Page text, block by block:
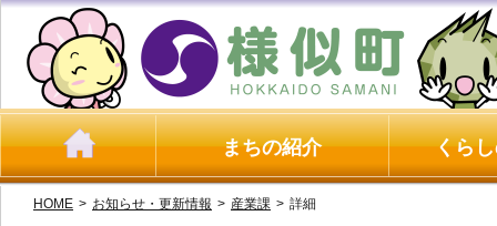
まちの紹介 くら
HOME > お知らせ・更新情報 > 産業課 > 詳細